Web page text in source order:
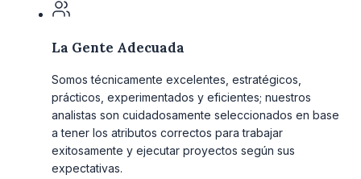
La Gente Adecuada
Somos técnicamente excelentes, estratégicos,
prácticos, experimentados y eficientes; nuestros
analistas son cuidadosamente seleccionados en base
a tener los atributos correctos para trabajar
exitosamente y ejecutar proyectos según sus
expectativas.